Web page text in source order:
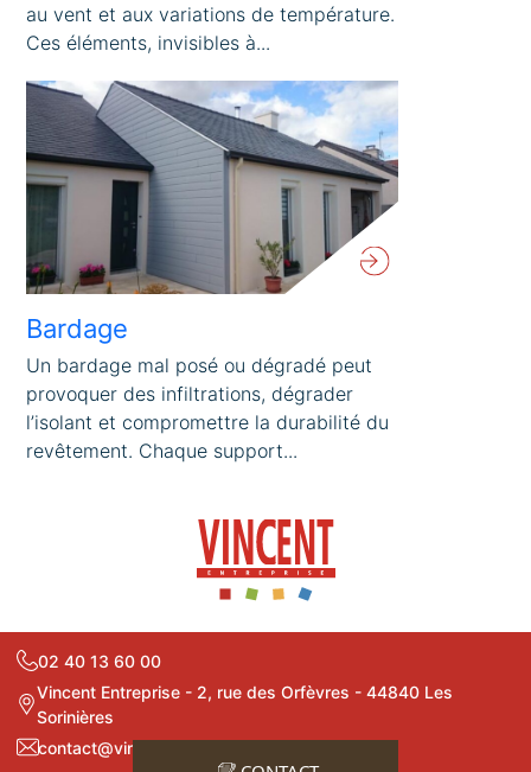
au vent et aux variations de température.
Ces éléments, invisibles à...
Bardage
Un bardage mal posé ou dégradé peut
provoquer des infiltrations, dégrader
l’isolant et compromettre la durabilité du
revêtement. Chaque support...
02 40 13 60 00
Vincent Entreprise - 2, rue des Orfèvres - 44840 Les
Sorinières
contact@vincententreprise.fr